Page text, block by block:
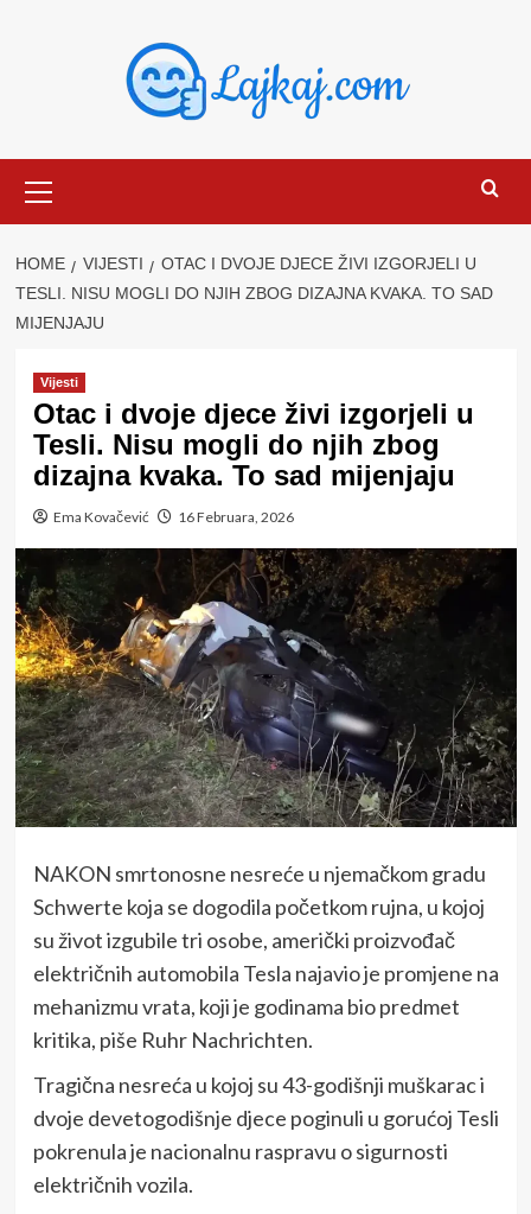
Menu
HOME VIJESTI
OTAC I DVOJE DJECE ŽIVI IZGORJELI U
TESLI. NISU MOGLI DO NJIH ZBOG DIZAJNA KVAKA. TO SAD
MIJENJAJU
Vijesti
Otac i dvoje djece živi izgorjeli u
Tesli. Nisu mogli do njih zbog
dizajna kvaka. To sad mijenjaju
Ema Kovačević 16 Februara, 2026
NAKON smrtonosne nesreće u njemačkom gradu
Schwerte koja se dogodila početkom rujna, u kojoj
su život izgubile tri osobe, američki proizvođač
električnih automobila Tesla najavio je promjene na
mehanizmu vrata, koji je godinama bio predmet
kritika, piše Ruhr Nachrichten.
Tragična nesreća u kojoj su 43-godišnji muškarac i
dvoje devetogodišnje djece poginuli u gorućoj Tesli
pokrenula je nacionalnu raspravu o sigurnosti
električnih vozila.